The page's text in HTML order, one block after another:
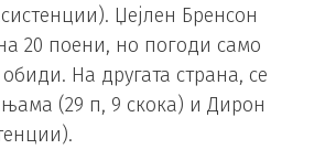
Џејлен Бренсон
20 поени, но погоди само
На другата страна, се
(29 п, 9 скока) и Дирон